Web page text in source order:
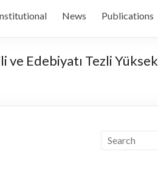
News Publications
Edebiyatı Tezli